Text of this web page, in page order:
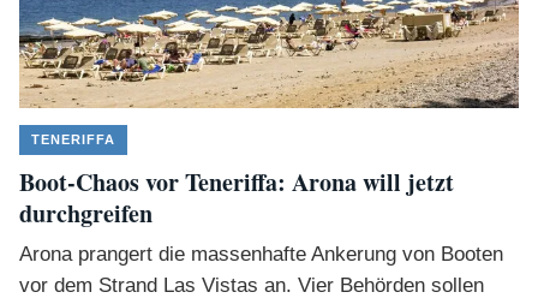
TENERIFFA
Boot-Chaos vor Teneriffa: Arona will jetzt
durchgreifen
Arona prangert die massenhafte Ankerung von Booten
vor dem Strand Las Vistas an. Vier Behörden sollen